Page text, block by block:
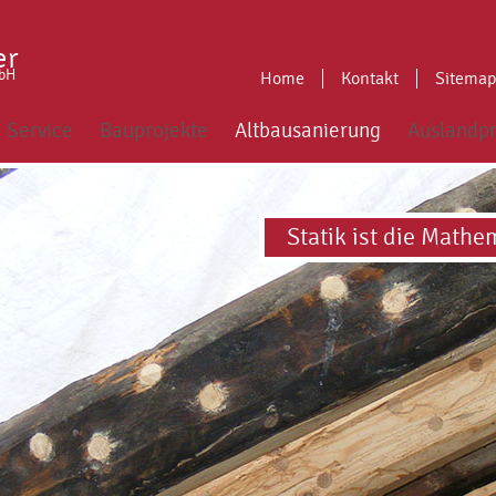
Home Kontakt Sitemap
Service Bauprojekte Altbausanierung
Statik ist die